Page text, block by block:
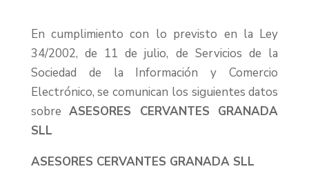
En cumplimiento con lo previsto en la Ley
34/2002, de 11 de julio, de Servicios de la
Sociedad de la Información y Comercio
Electrónico, se comunican los siguientes datos
sobreASESORES CERVANTES GRANADA
SLL
ASESORES CERVANTES GRANADA SLL